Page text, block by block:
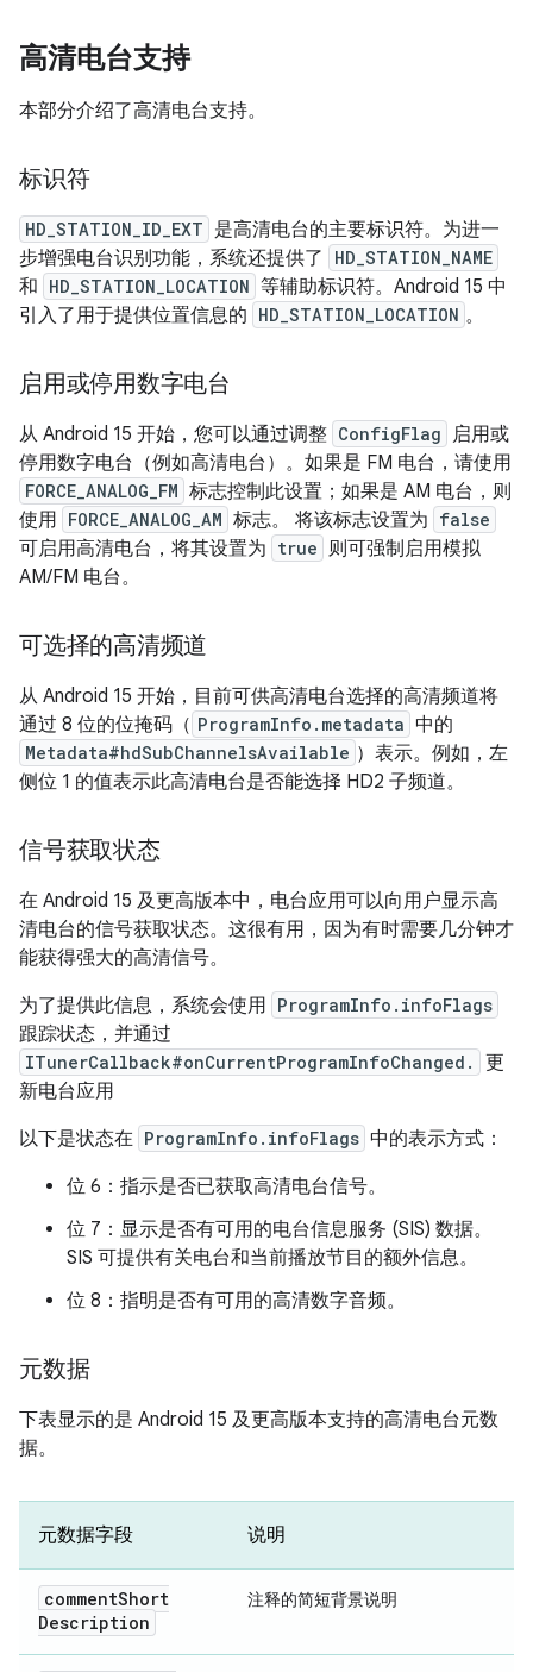
高清电台支持
本部分介绍了高清电台支持。
标识符
HD_STATION_ID_EXT 是高清电台的主要标识符。为进一
步增强电台识别功能，系统还提供了
HD_STATION_NAME
和 HD_STATION_LOCATION 等辅助标识符。Android 15 中
引入了用于提供位置信息的 HD_STATION_LOCATION 。
启用或停用数字电台
从 Android 15 开始，您可以通过调整 ConfigFlag 启用或
停用数字电台（例如高清电台）。如果是 FM 电台，请使用
FORCE_ANALOG_FM 标志控制此设置；如果是 AM 电台，则
使用 FORCE_ANALOG_AM 标志。 将该标志设置为 false
可启用高清电台，将其设置为 true 则可强制启用模拟
AM/FM 电台。
可选择的高清频道
从 Android 15 开始，目前可供高清电台选择的高清频道将
通过 8 位的位掩码（ ProgramInfo.metadata 中的
Metadata#hdSubChannelsAvailable ）表示。例如，左
侧位 1 的值表示此高清电台是否能选择 HD2 子频道。
信号获取状态
在 Android 15 及更高版本中，电台应用可以向用户显示高
清电台的信号获取状态。这很有用，因为有时需要几分钟才
能获得强大的高清信号。
为了提供此信息，系统会使用 ProgramInfo.infoFlags
跟踪状态，并通过
ITunerCallback#onCurrentProgramInfoChanged.
更
新电台应用
以下是状态在 ProgramInfo.infoFlags 中的表示方式：
位 6：指示是否已获取高清电台信号。
位 7：显示是否有可用的电台信息服务 (SIS) 数据。
SIS 可提供有关电台和当前播放节目的额外信息。
位 8：指明是否有可用的高清数字音频。
元数据
下表显示的是 Android 15 及更高版本支持的高清电台元数
据。
元数据字段 说明
commentShort
Description
注释的简短背景说明